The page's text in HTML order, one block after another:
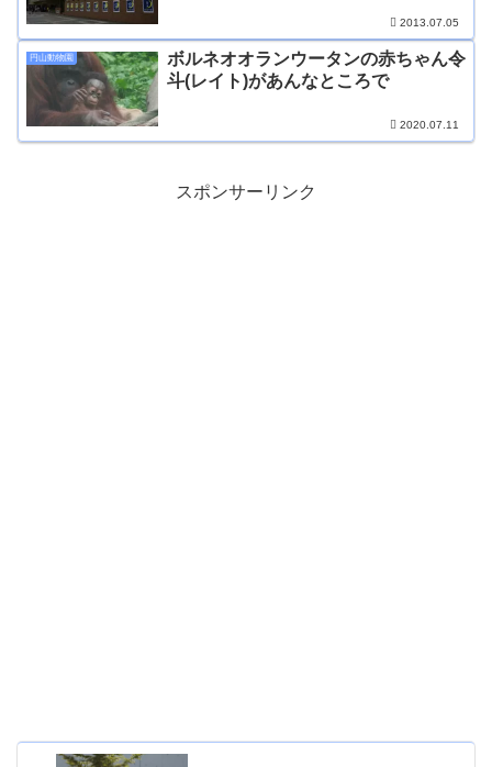
2013.07.05
円山動物園
ボルネオオランウータンの赤ちゃん令
斗(レイト)があんなところで
2020.07.11
スポンサーリンク